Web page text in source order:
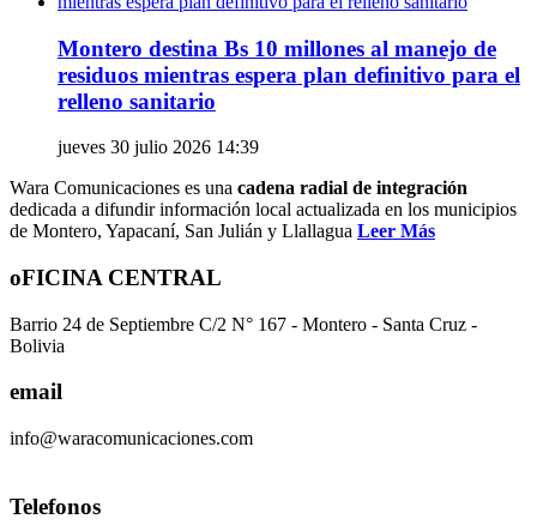
Montero destina Bs 10 millones al manejo de
residuos mientras espera plan definitivo para el
relleno sanitario
jueves 30 julio 2026 14:39
Wara Comunicaciones es una cadena radial de integración
dedicada a difundir información local actualizada en los municipios
de Montero, Yapacaní, San Julián y Llallagua Leer Más
oFICINA CENTRAL
Barrio 24 de Septiembre C/2 N° 167 - Montero - Santa Cruz -
Bolivia
email
info@waracomunicaciones.com
Telefonos